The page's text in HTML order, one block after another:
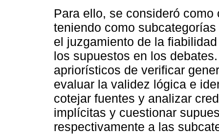
Para ello, se consideró
teniendo como
el juzgamiento de la
los supuestos en los
apriorísticos de verificar
evaluar la validez lógica e
cotejar fuentes y analizar
implícitas y cuestionar
respectivamente a las